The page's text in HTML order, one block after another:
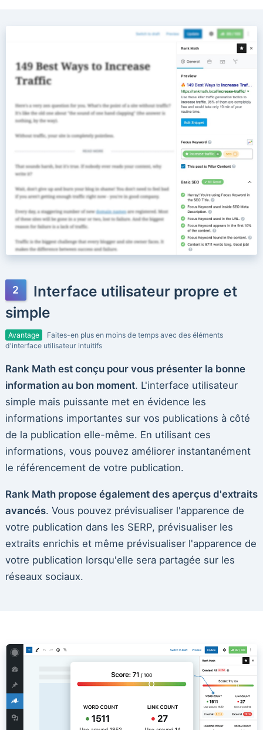
Interface utilisateur propre et
simple
Avantage
Faites-en plus en moins de temps avec des éléments
d'interface utilisateur intuitifs
Rank Math est conçu pour vous présenter la bonne
information au bon moment. L'interface utilisateur
simple mais puissante met en évidence les
informations importantes sur vos publications à côté
de la publication elle-même. En utilisant ces
informations, vous pouvez améliorer instantanément
le référencement de votre publication.
Rank Math propose également des aperçus d'extraits
avancés. Vous pouvez prévisualiser l'apparence de
votre publication dans les SERP, prévisualiser les
extraits enrichis et même prévisualiser l'apparence de
votre publication lorsqu'elle sera partagée sur les
réseaux sociaux.